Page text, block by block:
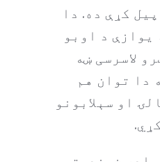
کړې ده. دا
یوازې د اوبو
لاسرسی ښه
دا توان هم
او سېلابونو